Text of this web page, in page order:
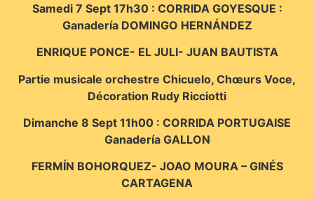
Samedi 7 Sept 17h30 : CORRIDA GOYESQUE :
Ganadería DOMINGO HERNÁNDEZ
ENRIQUE PONCE- EL JULI- JUAN BAUTISTA
Partie musicale orchestre Chicuelo, Chœurs Voce,
Décoration Rudy Ricciotti
Dimanche 8 Sept 11h00 : CORRIDA PORTUGAISE
Ganadería GALLON
FERMÍN BOHORQUEZ- JOAO MOURA – GINÉS
CARTAGENA